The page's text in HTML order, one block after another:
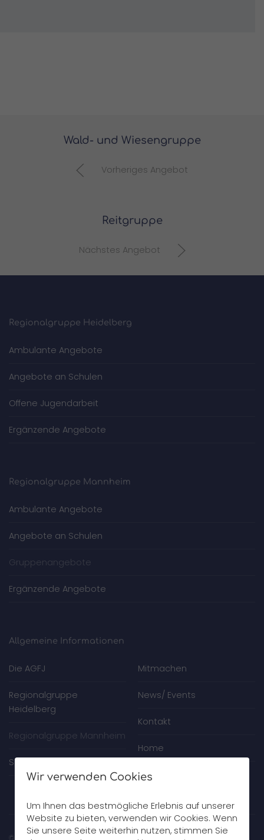
Wald- und Wiesengruppe
Vorheriges Angebot
Reitgruppe
Nächstes Angebot
Regionalgruppe Heidelberg
Ambulante Angebote
Angebote an Schulen
Offene Jugendarbeit
Ergänzende Angebote
Regionalgruppe Mannheim
Ambulante Angebote
Angebote an Schulen
Gruppenangebote
Ergänzende Angebote
Allgemeine Informationen
Die AGFJ
Regionalgruppe
Heidelberg
Regionalgruppe Mannheim
Spenden
Mitmachen
News/ Events
Kontakt
Home
© 2026 AGFJ Rhein-Neckar gGmbH
Wir verwenden Cookies
Um Ihnen das bestmögliche Erlebnis auf unserer
Website zu bieten, verwenden wir Cookies. Wenn
Sie unsere Seite weiterhin nutzen, stimmen Sie